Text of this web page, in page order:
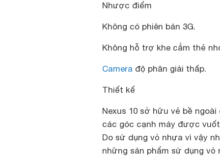
Nhược điểm
Không có phiên bản 3G.
Không hỗ trợ khe cẳm thẻ
Camera độ phân giải thấp.
Thiết kế
Nexus 10 sở hữu vẻ bề
các góc cạnh máy được
Do sử dụng vỏ nhựa vì vậy
những sản phẩm sử dụng vỏ